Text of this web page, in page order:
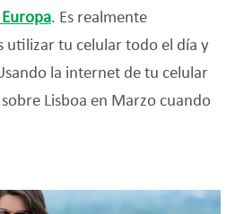
. Es realmente
utilizar tu celular todo el día y
la internet de tu celular
Lisboa en Marzo cuando